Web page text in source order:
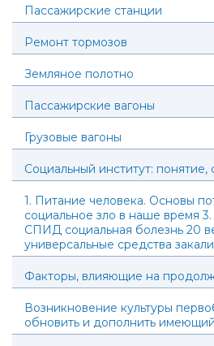
Пассажирские станции
Ремонт тормозов
Земляное полотно
Пассажирские вагоны
Грузовые вагоны
Социальный институт: понятие,
1. Питание человека. Основы
социальное зло в наше время
СПИД социальная болезнь 20
универсальные средства
Факторы, влияющие на
Возникновение культуры
обновить и дополнить